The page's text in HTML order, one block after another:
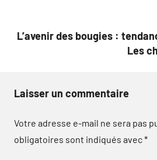
L’avenir des bougies :
Les
Laisser un commentaire
Votre adresse e-mail ne sera pas
obligatoires sont indiqués avec*